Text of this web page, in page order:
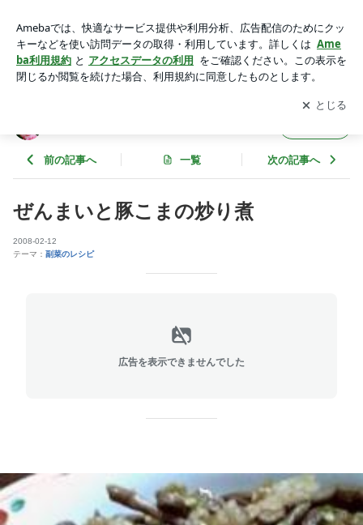
アプリをダウンロードして ブログの更新通知
を受け取りまし
ょう。
開く
前の記事へ 一覧 次の記事へ
ぜんまいと豚こまの炒り煮
2008-02-12
テーマ： 副菜のレシピ
広告を表示できませんでした